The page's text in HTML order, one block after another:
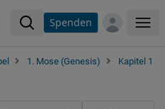
Spenden
1. Mose (Genesis)
Kapitel 1